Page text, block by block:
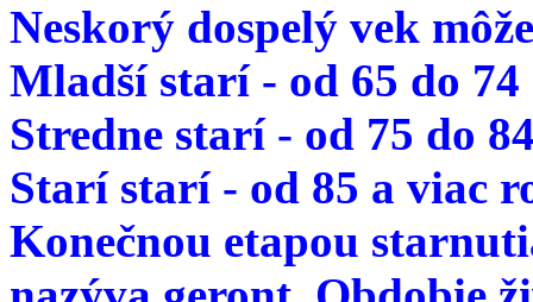
Neskorý dospelý vek
Mladší starí - od 65 do
Stredne starí - od 75 do
Starí starí - od 85 a viac
Konečnou etapou